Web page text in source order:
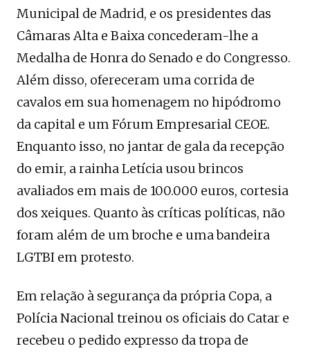
Municipal de Madrid, e os presidentes das
Câmaras Alta e Baixa concederam-lhe a
Medalha de Honra do Senado e do Congresso.
Além disso, ofereceram uma corrida de
cavalos em sua homenagem no hipódromo
da capital e um Fórum Empresarial CEOE.
Enquanto isso, no jantar de gala da recepção
do emir, a rainha Letícia usou brincos
avaliados em mais de 100.000 euros, cortesia
dos xeiques. Quanto às críticas políticas, não
foram além de um broche e uma bandeira
LGTBI em protesto.
Em relação à segurança da própria Copa, a
Polícia Nacional treinou os oficiais do Catar e
recebeu o pedido expresso da tropa de